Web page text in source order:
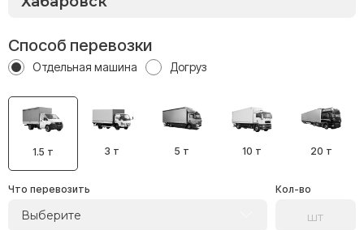
Способ перевозки
Отдельная машина Догруз
1.5 т 3 т 5 т 10 т 20 т
Что перевозить
Выберите
Кол-во